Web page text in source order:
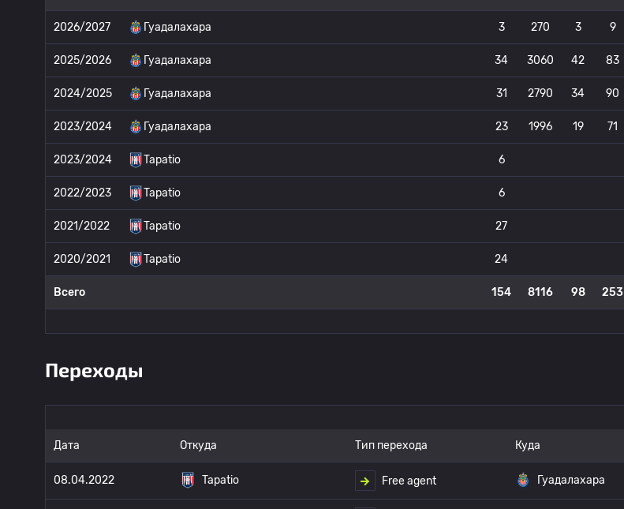
2026/2027 Гуадалахара 3 270 3 9
2025/2026 Гуадалахара 34 3060 42 83
2024/2025 Гуадалахара 31 2790 34 90
2023/2024 Гуадалахара 23 1996 19 71
2023/2024 Tapatio 6
2022/2023 Tapatio 6
2021/2022 Tapatio 27
2020/2021 Tapatio 24
Всего 154 8116 98 253
Переходы
Дата Откуда Тип перехода Куда
08.04.2022 Tapatio Free agent Гуадалахара